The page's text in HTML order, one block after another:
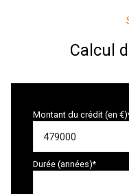
Calcul
Montant du crédit (en
Durée (années)*